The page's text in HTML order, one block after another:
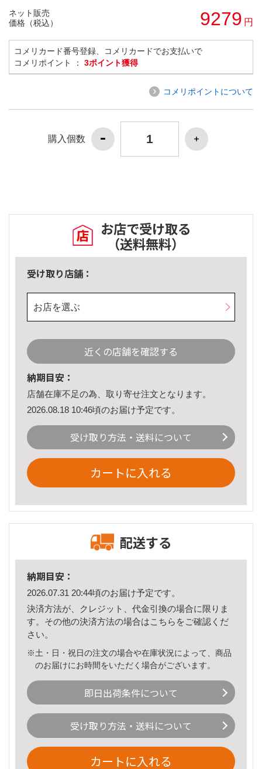
ネット販売
価格（税込）
9279 円
コメリカード番号登録、コメリカードでお支払いで
コメリポイント ： 3ポイント獲得
コメリポイントについて
購入個数
お店で受け取る
（送料無料）
受け取り店舗：
お店を選ぶ
近くの店舗を確認する
納期目安：
店舗在庫不足の為、取り寄せ注文となります。
2026.08.18 10:46頃のお届け予定です。
受け取り方法・送料について
カートに入れる
配送する
納期目安：
2026.07.31 20:44頃のお届け予定です。
決済方法が、クレジット、代金引換の場合に限りま
す。その他の決済方法の場合はこちら をご確認くだ
さい。
※土・日・祝日の注文の場合や在庫状況によって、商品
のお届けにお時間をいただく場合がございます。
即日出荷条件について
受け取り方法・送料について
カートに入れる